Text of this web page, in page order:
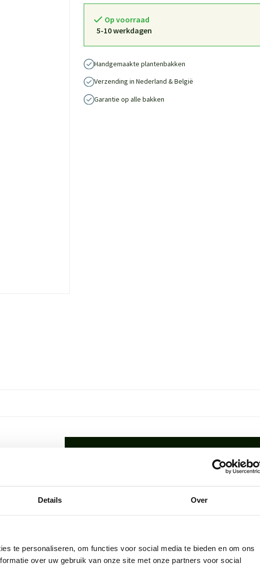
Details Over
te personaliseren, om functies voor social media te bieden en om ons
over uw gebruik van onze site met onze partners voor social
Op voorraad
5-10 werkdagen
Handgemaakte plantenbakken
Verzending in Nederland & België
Garantie op alle bakken
een
Wil je advies of heb je een vraag? Neem contactBel0344-
Specificaties